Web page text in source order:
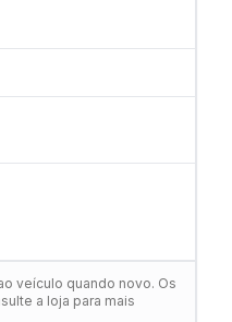
veículo quando novo. Os
a loja para mais